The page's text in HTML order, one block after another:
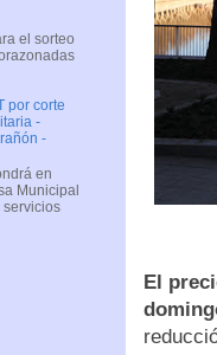
El
el sorteo
por corte
-
-
en
Municipal
servicios